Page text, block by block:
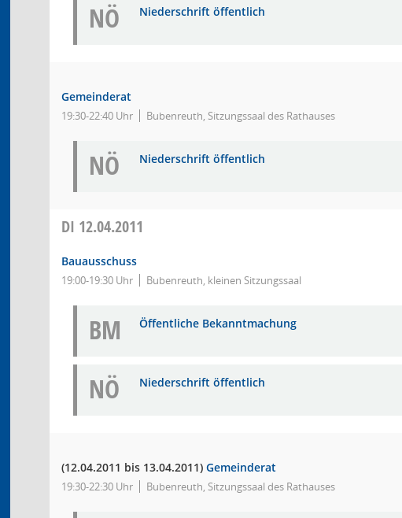
NÖ Niederschrift öffentlich
Gemeinderat
19:30-22:40 Uhr Bubenreuth, Sitzungssaal des Rathauses
NÖ Niederschrift öffentlich
DI 12.04.2011
Bauausschuss
19:00-19:30 Uhr Bubenreuth, kleinen Sitzungssaal
BM Öffentliche Bekanntmachung
NÖ Niederschrift öffentlich
(12.04.2011 bis 13.04.2011) Gemeinderat
19:30-22:30 Uhr Bubenreuth, Sitzungssaal des Rathauses